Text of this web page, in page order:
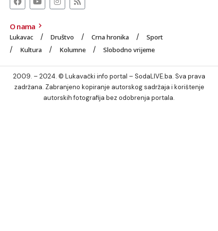
O nama
Lukavac Društvo Crna hronika
Sport
Kultura
Kolumne Slobodno vrijeme
2009. – 2024. © Lukavački info portal – SodaLIVE.ba. Sva prava
zadržana. Zabranjeno kopiranje autorskog sadržaja i korištenje
autorskih fotografija bez odobrenja portala.